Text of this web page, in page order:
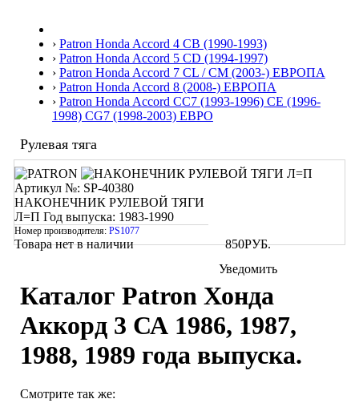
› Patron Honda Accord 4 CB (1990-1993)
› Patron Honda Accord 5 CD (1994-1997)
› Patron Honda Accord 7 CL / CM (2003-) ЕВРОПА
› Patron Honda Accord 8 (2008-) ЕВРОПА
› Patron Honda Accord СС7 (1993-1996) CE (1996-
1998) CG7 (1998-2003) ЕВРО
Рулевая тяга
Артикул №: SP-40380
НАКОНЕЧНИК РУЛЕВОЙ ТЯГИ
Л=П Год выпуска: 1983-1990
Номер производителя: PS1077
Товара нет в наличии 850РУБ.
Уведомить
Каталог Patron Хонда
Аккорд 3 СА 1986, 1987,
1988, 1989 года выпуска.
Смотрите так же: